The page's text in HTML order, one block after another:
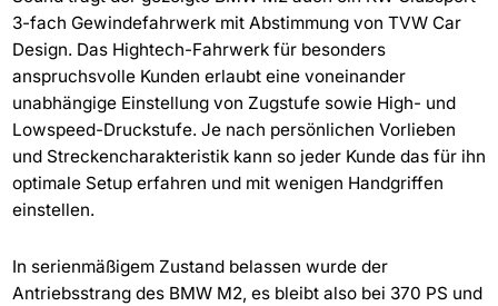
3-fach Gewindefahrwerk mit Abstimmung von TVW Car
Design. Das Hightech-Fahrwerk für besonders
anspruchsvolle Kunden erlaubt eine voneinander
unabhängige Einstellung von Zugstufe sowie High- und
Lowspeed-Druckstufe. Je nach persönlichen Vorlieben
und Streckencharakteristik kann so jeder Kunde das für ihn
optimale Setup erfahren und mit wenigen Handgriffen
einstellen.
In serienmäßigem Zustand belassen wurde der
Antriebsstrang des BMW M2, es bleibt also bei 370 PS und